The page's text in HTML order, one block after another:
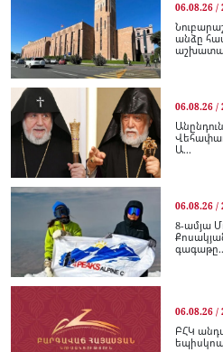
06.08.26 /
անձը
06.08.26 /
Ա...
06.08.26 /
8-ամյա
06.08.26 /
ԲՀԿ